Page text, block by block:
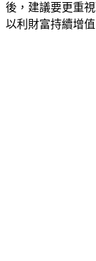
後，建議要更重
以利財富持續增值